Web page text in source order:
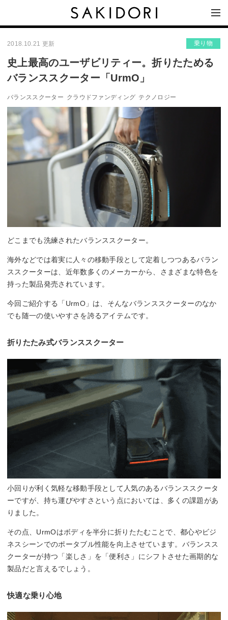
2018.10.21 更新 乗り物
史上最高のユーザビリティー。折りたためる
バランススクーター「UrmO」
バランススクーター クラウドファンディング テクノロジー
どこまでも洗練されたバランススクーター。
海外などでは着実に人々の移動手段として定着しつつあるバラン
ススクーターは、近年数多くのメーカーから、さまざまな特色を
持った製品発売されています。
今回ご紹介する「UrmO」は、そんなバランススクーターのなか
でも随一の使いやすさを誇るアイテムです。
折りたたみ式バランススクーター
小回りが利く気軽な移動手段として人気のあるバランススクータ
ーですが、持ち運びやすさという点においては、多くの課題があ
りました。
その点、UrmOはボディを半分に折りたたむことで、都心やビジ
ネスシーンでのポータブル性能を向上させています。バランスス
クーターが持つ「楽しさ」を「便利さ」にシフトさせた画期的な
製品だと言えるでしょう。
快適な乗り心地